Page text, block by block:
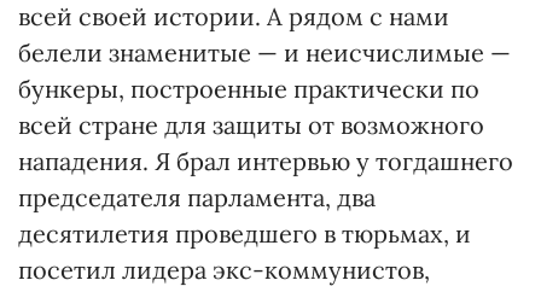
всей своей истории. А рядом с нами
белели знаменитые — и неисчислимые —
бункеры, построенные практически по
всей стране для защиты от возможного
нападения. Я брал интервью у тогдашнего
председателя парламента, два
десятилетия проведшего в тюрьмах, и
посетил лидера экс-коммунистов,